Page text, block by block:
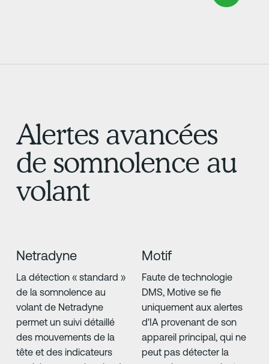
Alertes avancées
de somnolence au
volant
Netradyne
La détection « standard »
de la somnolence au
volant de Netradyne
permet un suivi détaillé
des mouvements de la
tête et des indicateurs
Motif
Faute de technologie
DMS, Motive se fie
uniquement aux alertes
d'IA provenant de son
appareil principal, qui ne
peut pas détecter la